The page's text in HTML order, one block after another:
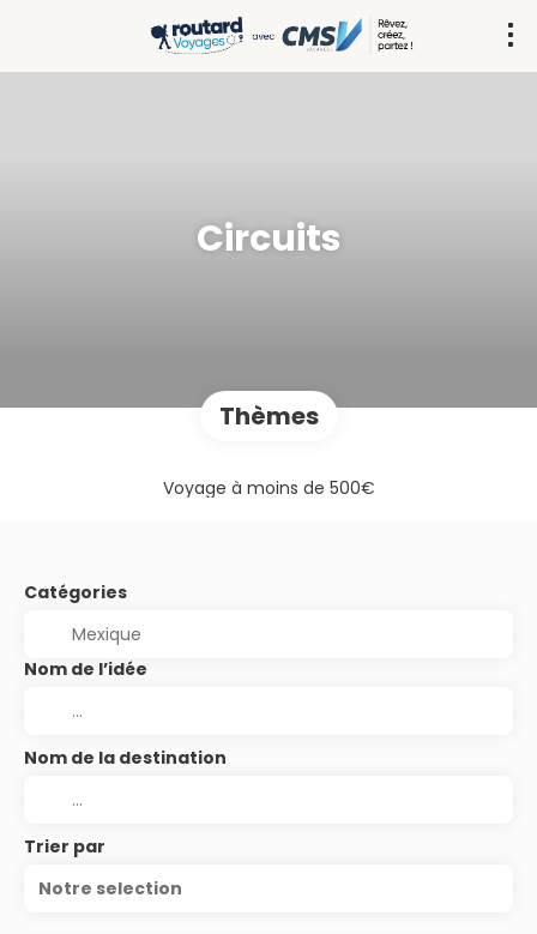
Circuits
Thèmes
Voyage à moins de 500€
Catégories
Nom de l’idée
Nom de la destination
Trier par
Notre selection